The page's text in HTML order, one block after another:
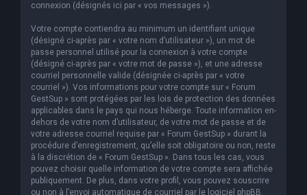
connexion (désignés ici par « vos messages »).
Votre compte contiendra au minimum un identifiant unique
(désigné ci-après par « votre nom d’utilisateur »), un mot de
passe personnel utilisé pour la connexion à votre compte
(désigné ci-après par « votre mot de passe »), et une adresse
courriel personnelle valide (désignée ci-après par « votre
courriel »). Vos informations pour votre compte sur « Forum
GestSup » sont protégées par les lois de protection des données
applicables dans le pays qui nous héberge. Toute information en-
dehors de votre nom d’utilisateur, de votre mot de passe et de
votre adresse courriel requise par « Forum GestSup » durant la
procédure d’enregistrement, qu’elle soit obligatoire ou non, reste
à la discrétion de « Forum GestSup ». Dans tous les cas, vous
pouvez choisir quelle information de votre compte sera affichée
publiquement. De plus, dans votre profil, vous pouvez souscrire
ou non à l’envoi automatique de courriel par le logiciel phpBB.